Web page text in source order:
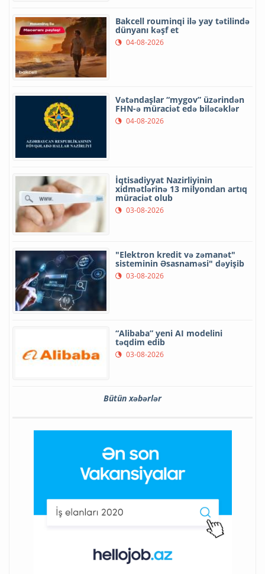
Bakcell rouminqi ilə yay tətilində
dünyanı kəşf et
04-08-2026
Vətəndaşlar “mygov” üzərindən
FHN-ə müraciət edə biləcəklər
04-08-2026
İqtisadiyyat Nazirliyinin
xidmətlərinə 13 milyondan artıq
müraciət olub
03-08-2026
"Elektron kredit və zəmanət"
sisteminin Əsasnaməsi" dəyişib
03-08-2026
“Alibaba” yeni AI modelini
təqdim edib
03-08-2026
Bütün xəbərlər